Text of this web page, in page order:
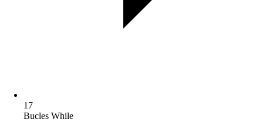
17
Bucles While